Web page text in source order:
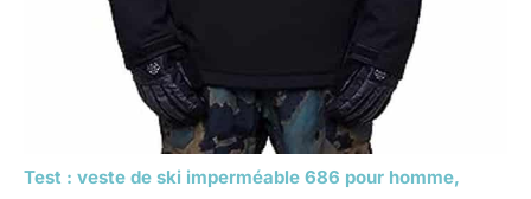
Test : veste de ski imperméable 686 pour homme,